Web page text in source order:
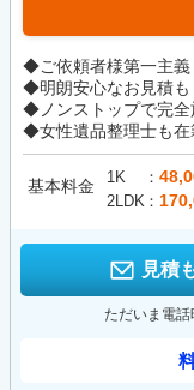
◆ご依頼者様第一主義
◆明朗安心なお見積も
◆ノンストップで完全
◆女性遺品整理士も在
基本料金 1K
2LDK
見積
ただいま電話